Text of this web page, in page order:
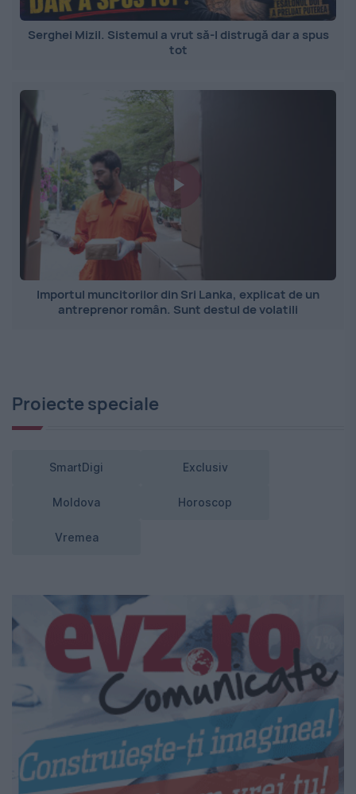
Serghei Mizil. Sistemul a vrut să-l distrugă dar a spus
tot
Importul muncitorilor din Sri Lanka, explicat de un
antreprenor român. Sunt destul de volatili
Proiecte speciale
SmartDigi Exclusiv
Moldova Horoscop
Vremea